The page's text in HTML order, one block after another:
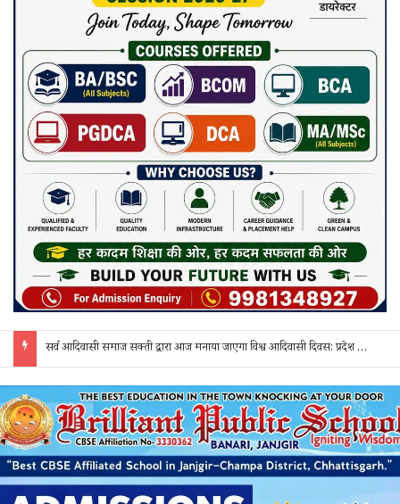
सर्व आदिवासी समाज सक्ती द्वारा आज मनाया जाएगा विश्व आदिवासी दिवस: प्रदेश व जिला स्तर के पदाधिकारी होंगे शामिल